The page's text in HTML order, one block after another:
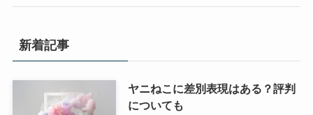
新着記事
ヤニねこに差別表現はある？評判
についても